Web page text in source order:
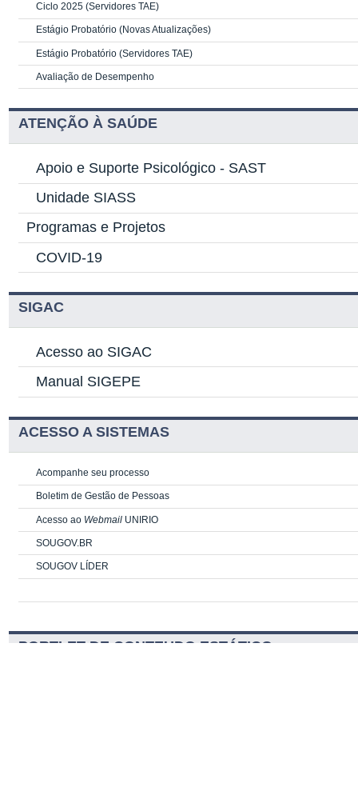
Ciclo 2025 (Servidores TAE)
Estágio Probatório (Novas Atualizações)
Estágio Probatório (Servidores TAE)
Avaliação de Desempenho
ATENÇÃO À SAÚDE
Apoio e Suporte Psicológico - SAST
Unidade SIASS
Programas e Projetos
COVID-19
SIGAC
Acesso ao SIGAC
Manual SIGEPE
ACESSO A SISTEMAS
Acompanhe seu processo
Boletim de Gestão de Pessoas
Acesso ao Webmail UNIRIO
SOUGOV.BR
SOUGOV LÍDER
PORTLET DE CONTEUDO ESTÁTICO